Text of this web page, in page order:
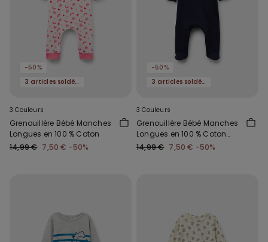
-50%
3 articles soldés, -70 %
3 Couleurs
Grenouillère Bébé Manches
Longues en 100 % Coton
14,99 € 7,50 € -50%
-50%
3 articles soldés, -70 %
3 Couleurs
Grenouillère Bébé Manches
Longues en 100 % Coton
avec Pieds
14,99 € 7,50 € -50%